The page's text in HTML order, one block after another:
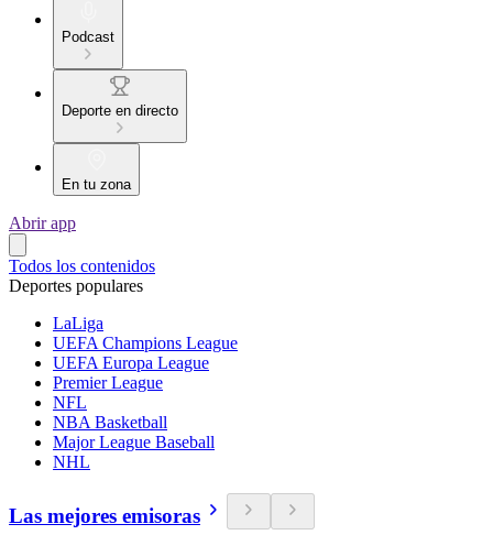
Podcast
Deporte en directo
En tu zona
Abrir app
Todos los contenidos
Deportes populares
LaLiga
UEFA Champions League
UEFA Europa League
Premier League
NFL
NBA Basketball
Major League Baseball
NHL
Las mejores emisoras